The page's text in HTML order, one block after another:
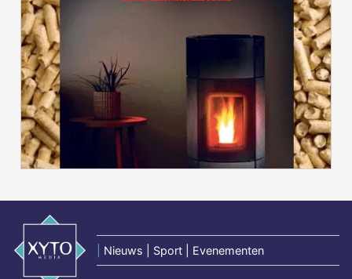
Nieuws | Sport | Evenementen